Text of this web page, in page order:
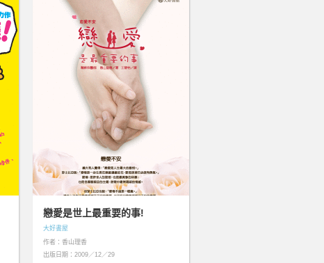
戀愛是世上最重要的事!
大好書屋
作者：香山理香
出版日期：2009／12／29